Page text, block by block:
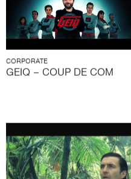
CORPORATE
GEIQ – COUP DE COM